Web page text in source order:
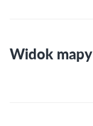
Widok mapy